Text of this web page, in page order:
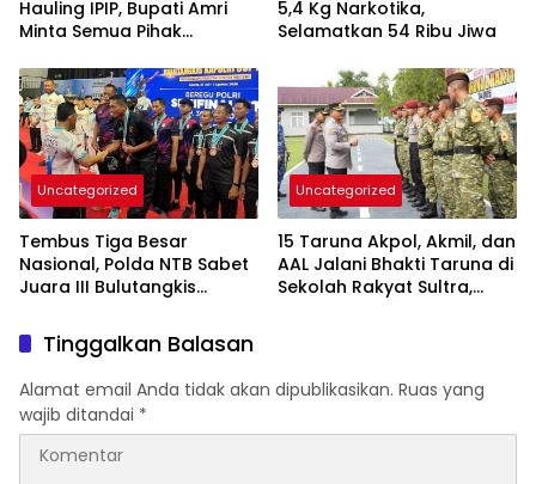
Hauling IPIP, Bupati Amri
Minta Semua Pihak
Kepastian Hukum
5,4 Kg Narkotika,
Selamatkan 54 Ribu Jiwa
Uncategorized
Tembus Tiga Besar
Nasional, Polda NTB Sabet
Juara III Bulutangkis
Uncategorized
15 Taruna Akpol, Akmil, dan
AAL Jalani Bhakti Taruna di
Sekolah Rakyat Sultra,
Tinggalkan Balasan
Alamat email Anda tidak akan dipublikasikan. Ruas yang
wajib ditandai *